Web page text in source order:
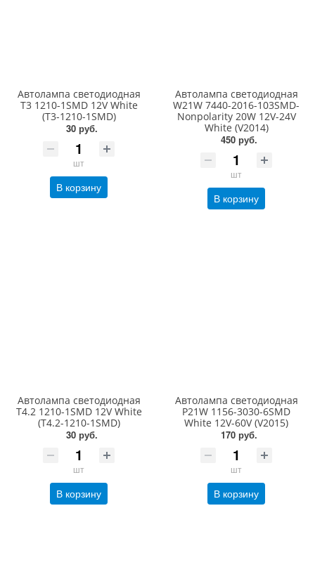
Автолампа светодиодная
T3 1210-1SMD 12V White
(T3-1210-1SMD)
30 руб.
шт
В корзину
Автолампа светодиодная
W21W 7440-2016-103SMD-
Nonpolarity 20W 12V-24V
White (V2014)
450 руб.
шт
В корзину
Автолампа светодиодная
T4.2 1210-1SMD 12V White
(T4.2-1210-1SMD)
30 руб.
шт
В корзину
Автолампа светодиодная
P21W 1156-3030-6SMD
White 12V-60V (V2015)
170 руб.
шт
В корзину